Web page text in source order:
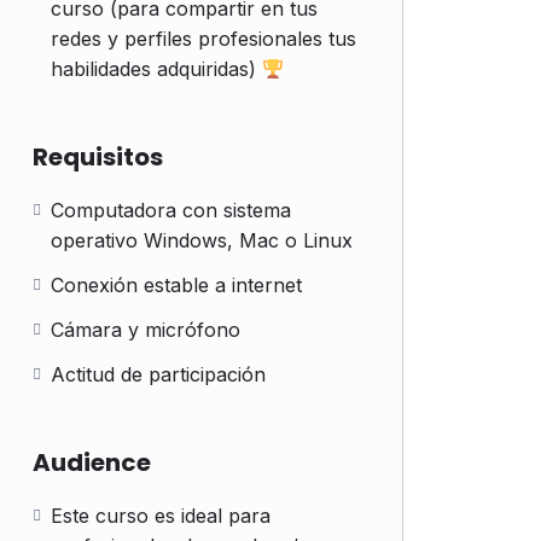
curso (para compartir en tus
redes y perfiles profesionales tus
habilidades adquiridas)
Requisitos
Computadora con sistema
operativo Windows, Mac o Linux
Conexión estable a internet
Cámara y micrófono
Actitud de participación
Audience
Este curso es ideal para